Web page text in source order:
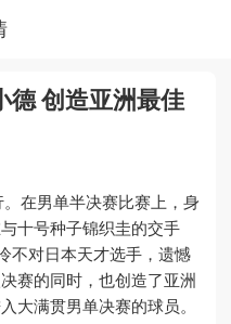
德 创造亚洲最佳
在男单半决赛比赛上，身
十号种子锦织圭的交手
对日本天才选手，遗憾
赛的同时，也创造了亚洲
大满贯男单决赛的球员。